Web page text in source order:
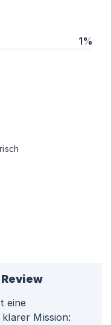
1%
eine
Mission: